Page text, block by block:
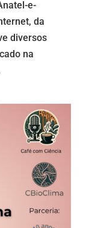
e-
da
diversos
na